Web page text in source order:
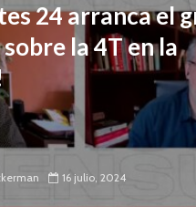
24 arranca el
la 4T en la
16 julio, 2024